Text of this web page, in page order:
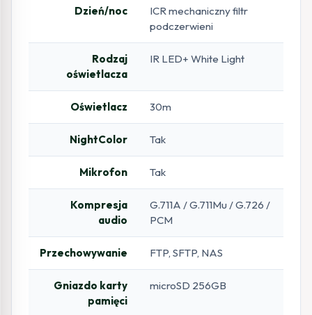
Dzień/noc
ICR mechaniczny filtr
podczerwieni
Rodzaj
oświetlacza
IR LED+ White Light
Oświetlacz 30m
NightColor Tak
Mikrofon Tak
Kompresja
audio
G.711A / G.711Mu / G.726 /
PCM
Przechowywanie FTP, SFTP, NAS
Gniazdo karty
pamięci
microSD 256GB